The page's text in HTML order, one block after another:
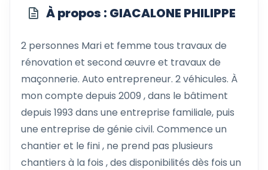
À propos : GIACALONE PHILIPPE
2 personnes Mari et femme tous travaux de
rénovation et second œuvre et travaux de
maçonnerie. Auto entrepreneur. 2 véhicules. À
mon compte depuis 2009 , dans le bâtiment
depuis 1993 dans une entreprise familiale, puis
une entreprise de génie civil. Commence un
chantier et le fini , ne prend pas plusieurs
chantiers à la fois , des disponibilités dès fois un